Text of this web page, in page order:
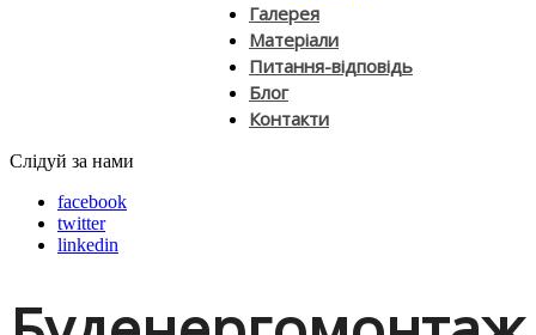
Галерея
Матеріали
Питання-відповідь
Блог
Контакти
Слідуй за нами
facebook
twitter
linkedin